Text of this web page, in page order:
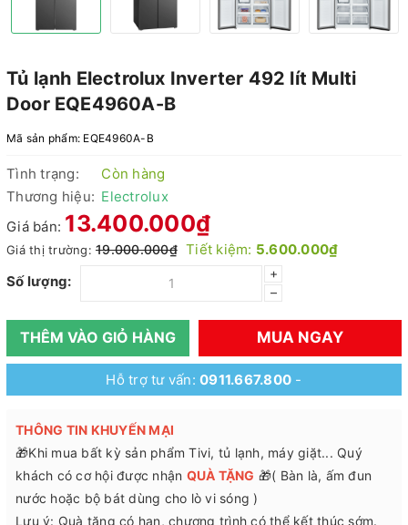
Tủ lạnh Electrolux Inverter 492 lít Multi
Door EQE4960A-B
Mã sản phẩm: EQE4960A-B
Tình trạng:
Còn hàng
Thương hiệu: Electrolux
Giá bán: 13.400.000₫
Giá thị trường: 19.000.000₫ Tiết kiệm: 5.600.000₫
Số lượng:
+
–
THÊM VÀO GIỎ HÀNG MUA NGAY
Hỗ trợ tư vấn:0911.667.800 -
THÔNG TIN KHUYẾN MẠI
🎁Khi mua bất kỳ sản phẩm Tivi, tủ lạnh, máy giặt... Quý
khách có cơ hội được nhận QUÀ TẶNG 🎁( Bàn là, ấm đun
nước hoặc bộ bát dùng cho lò vi sóng )
Lưu ý: Quà tặng có hạn, chương trình có thể kết thúc sớm.